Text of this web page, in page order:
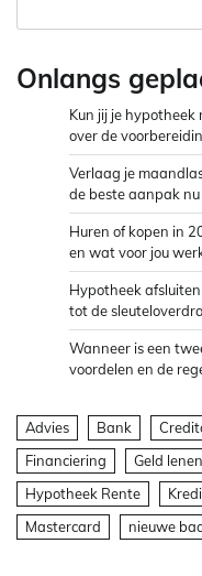
Onlangs
Kun jij je
over de
Verlaag je
de beste aanpak
Huren of kopen in
en wat voor jou
Hypotheek
tot de
Wanneer is een
voordelen en de
Advies Bank
Financiering
Geld lenen
Hypotheek Rente
Mastercard
nieuwe